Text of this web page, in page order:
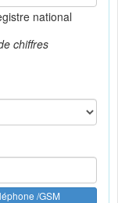
national
chiffres
/GSM